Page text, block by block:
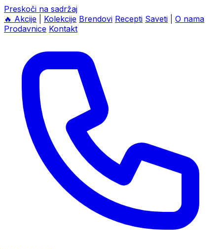
Preskoči na sadržaj
🔥 Akcije Kolekcije Brendovi Recepti Saveti
O nama
Prodavnice Kontakt